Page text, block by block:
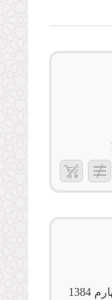
1384